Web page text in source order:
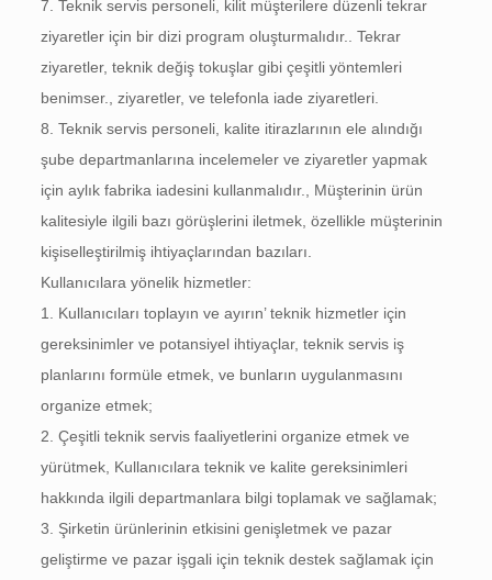
7. Teknik servis personeli, kilit müşterilere düzenli tekrar
ziyaretler için bir dizi program oluşturmalıdır.. Tekrar
ziyaretler, teknik değiş tokuşlar gibi çeşitli yöntemleri
benimser., ziyaretler, ve telefonla iade ziyaretleri.
8. Teknik servis personeli, kalite itirazlarının ele alındığı
şube departmanlarına incelemeler ve ziyaretler yapmak
için aylık fabrika iadesini kullanmalıdır., Müşterinin ürün
kalitesiyle ilgili bazı görüşlerini iletmek, özellikle müşterinin
kişiselleştirilmiş ihtiyaçlarından bazıları.
Kullanıcılara yönelik hizmetler:
1. Kullanıcıları toplayın ve ayırın’ teknik hizmetler için
gereksinimler ve potansiyel ihtiyaçlar, teknik servis iş
planlarını formüle etmek, ve bunların uygulanmasını
organize etmek;
2. Çeşitli teknik servis faaliyetlerini organize etmek ve
yürütmek, Kullanıcılara teknik ve kalite gereksinimleri
hakkında ilgili departmanlara bilgi toplamak ve sağlamak;
3. Şirketin ürünlerinin etkisini genişletmek ve pazar
geliştirme ve pazar işgali için teknik destek sağlamak için